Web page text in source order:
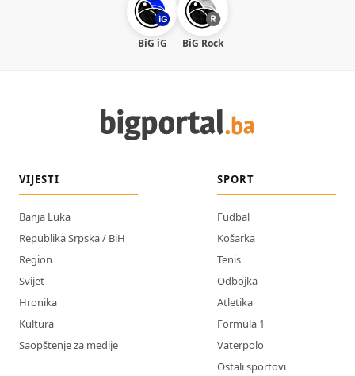
BiG iG BiG Rock
VIJESTI
Banja Luka
Republika Srpska / BiH
Region
Svijet
Hronika
Kultura
Saopštenje za medije
SPORT
Fudbal
Košarka
Tenis
Odbojka
Atletika
Formula 1
Vaterpolo
Ostali sportovi